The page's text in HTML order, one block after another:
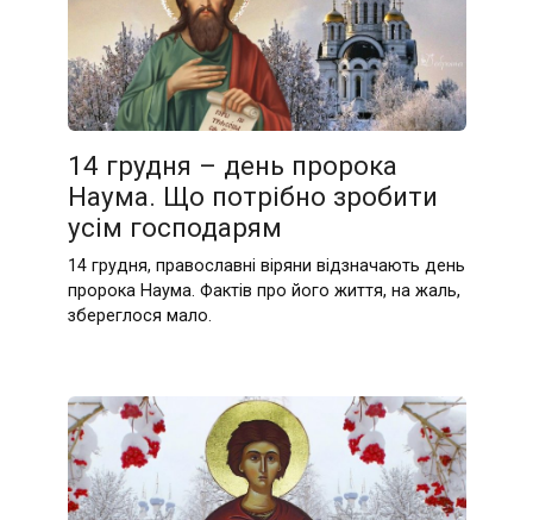
14 грудня – день пророка
Наума. Що потрібно зробити
усім господарям
14 грудня, православні віряни відзначають день
пророка Наума. Фактів про його життя, на жаль,
збереглося мало.